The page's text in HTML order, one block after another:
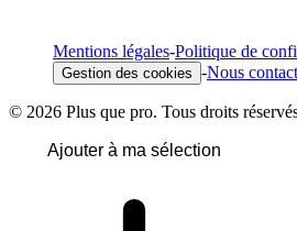
Mentions légales-Politique de
Gestion des cookies -Nous
© 2026 Plus que pro. Tous droits
Ajouter à ma sélection